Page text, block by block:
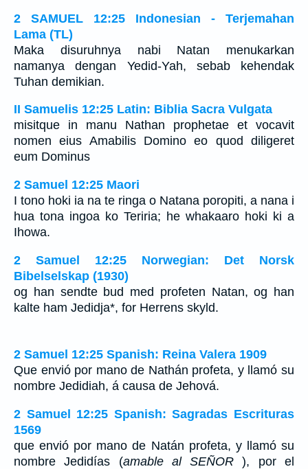
2 SAMUEL 12:25 Indonesian - Terjemahan
Lama (TL)
Maka disuruhnya nabi Natan menukarkan
namanya dengan Yedid-Yah, sebab kehendak
Tuhan demikian.
II Samuelis 12:25 Latin: Biblia Sacra Vulgata
misitque in manu Nathan prophetae et vocavit
nomen eius Amabilis Domino eo quod diligeret
eum Dominus
2 Samuel 12:25 Maori
I tono hoki ia na te ringa o Natana poropiti, a nana i
hua tona ingoa ko Teriria; he whakaaro hoki ki a
Ihowa.
2 Samuel 12:25 Norwegian: Det Norsk
Bibelselskap (1930)
og han sendte bud med profeten Natan, og han
kalte ham Jedidja*, for Herrens skyld.
2 Samuel 12:25 Spanish: Reina Valera 1909
Que envió por mano de Nathán profeta, y llamó su
nombre Jedidiah, á causa de Jehová.
2 Samuel 12:25 Spanish: Sagradas Escrituras
1569
que envió por mano de Natán profeta, y llamó su
nombre Jedidías (amable al SEÑOR ), por el